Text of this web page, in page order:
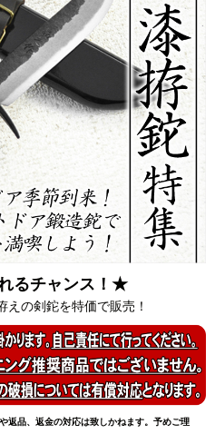
るチャンス！★
えの剣鉈を特価で販売！
返品、返金の対応は致しかねます。予めご理